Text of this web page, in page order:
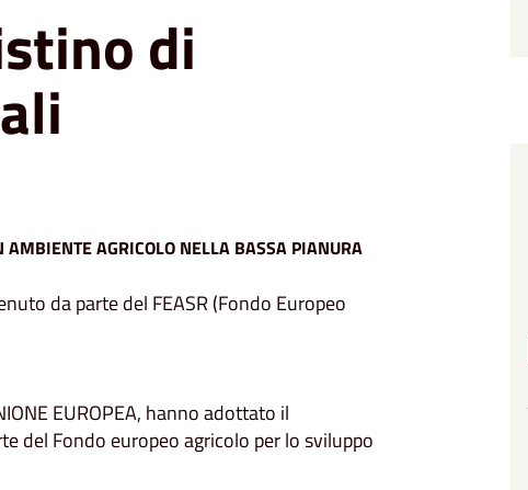
di
AGRICOLO NELLA BASSA PIANURA
da parte del FEASR (Fondo Europeo
EUROPEA, hanno adottato il
del Fondo europeo agricolo per lo sviluppo